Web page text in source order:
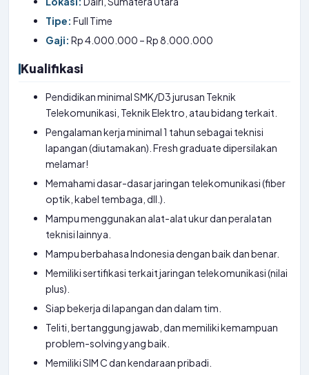
Tipe: Full Time
Gaji: Rp 4.000.000 – Rp 8.000.000
Kualifikasi
Pendidikan minimal SMK/D3 jurusan Teknik
Telekomunikasi, Teknik Elektro, atau bidang terkait.
Pengalaman kerja minimal 1 tahun sebagai teknisi
lapangan (diutamakan). Fresh graduate dipersilakan
melamar!
Memahami dasar-dasar jaringan telekomunikasi (fiber
optik, kabel tembaga, dll.).
Mampu menggunakan alat-alat ukur dan peralatan
teknisi lainnya.
Mampu berbahasa Indonesia dengan baik dan benar.
Memiliki sertifikasi terkait jaringan telekomunikasi (nilai
plus).
Siap bekerja di lapangan dan dalam tim.
Teliti, bertanggung jawab, dan memiliki kemampuan
problem-solving yang baik.
Memiliki SIM C dan kendaraan pribadi.